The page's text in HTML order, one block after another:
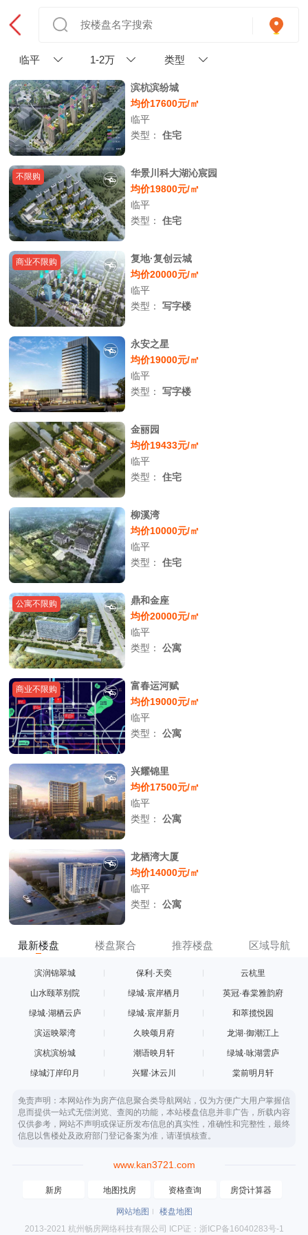
临平 1-2万 类型
滨杭滨纷城
均价17600元/㎡
临平
类型：住宅
不限购
华景川科大湖沁宸园
均价19800元/㎡
临平
类型：住宅
商业不限购
复地·复创云城
均价20000元/㎡
临平
类型：写字楼
永安之星
均价19000元/㎡
临平
类型：写字楼
金丽园
均价19433元/㎡
临平
类型：住宅
柳溪湾
均价10000元/㎡
临平
类型：住宅
公寓不限购
鼎和金座
均价20000元/㎡
临平
类型：公寓
商业不限购
富春运河赋
均价19000元/㎡
临平
类型：公寓
兴耀锦里
均价17500元/㎡
临平
类型：公寓
龙栖湾大厦
均价14000元/㎡
临平
类型：公寓
最新楼盘 楼盘聚合 推荐楼盘 区域导航
滨润锦翠城 保利·天奕 云杭里
山水颐萃别院 绿城·宸岸栖月 英冠·春棠雅韵府
绿城·湖栖云庐 绿城·宸岸新月 和萃揽悦园
滨运映翠湾 久映颂月府 龙湖·御潮江上
滨杭滨纷城 潮语映月轩 绿城·咏湖雲庐
绿城汀岸印月 兴耀·沐云川 棠前明月轩
免责声明：本网站作为房产信息聚合类导航网站，仅为方便广大用户掌握信
息而提供一站式无偿浏览、查阅的功能，本站楼盘信息并非广告，所载内容
仅供参考，网站不声明或保证所发布信息的真实性，准确性和完整性，最终
信息以售楼处及政府部门登记备案为准，请谨慎核查。
www.kan3721.com
新房 地图找房 资格查询 房贷计算器
网站地图
楼盘地图
2013-2021 杭州畅房网络科技有限公司 ICP证：浙ICP备16040283号-1